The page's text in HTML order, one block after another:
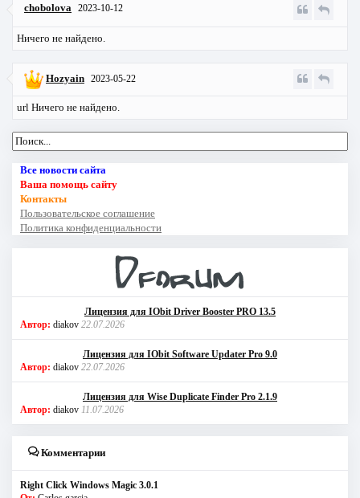
chobolova 2023-10-12
Ничего не найдено.
Hozyain 2023-05-22
url Ничего не найдено.
Все новости сайта
Ваша помощь сайту
Контакты
Пользовательское соглашение
Политика конфиденциальности
Лицензия для IObit Driver Booster PRO 13.5
Автор: diakov 22.07.2026
Лицензия для IObit Software Updater Pro 9.0
Автор: diakov 22.07.2026
Лицензия для Wise Duplicate Finder Pro 2.1.9
Автор: diakov 11.07.2026
Комментарии
Right Click Windows Magic 3.0.1